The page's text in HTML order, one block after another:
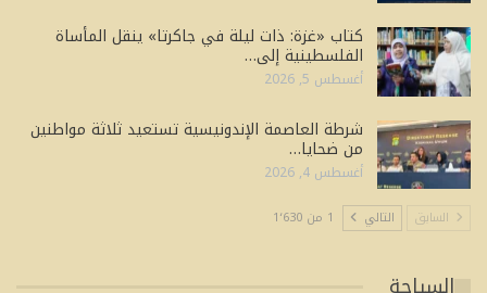
كتاب «غزة: ذات ليلة في جاكرتا» ينقل المأساة
الفلسطينية إلى…
أغسطس 5, 2026
شرطة العاصمة الإندونيسية تستعيد ثلاثة مواطنين
من ضحايا…
أغسطس 4, 2026
السابق التالي 1 من 1٬630